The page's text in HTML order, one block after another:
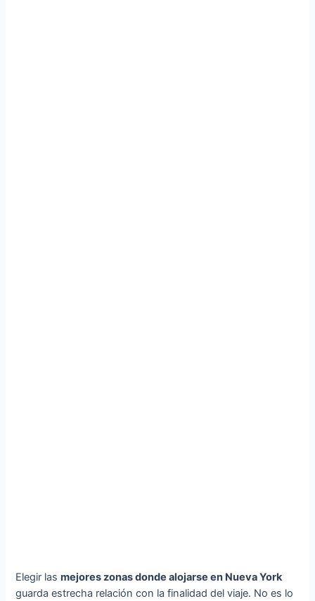
Elegir lasmejores zonas donde alojarse en Nueva York
guarda estrecha relación con la finalidad del viaje. No es lo